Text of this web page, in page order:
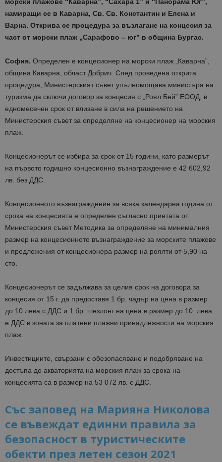
морски плажове “Каварна”, “Сахара 1” и “Панорама Юг”,
намиращи се в Каварна, Св. Св. Константин и Елена и
Варна. Открива се процедура за възлагане на концесия за
част от морски плаж „Сарафово – юг” в община Бургас.
София. Определен е концесионер на морски плаж „Каварна”,
община Каварна, област Добрич. След проведена открита
процедура, Министерският съвет упълномощава министъра на
туризма да сключи договор за концесия с „Роял Бей” ЕООД, в
едномесечен срок от влизане в сила на решението на
Министерския съвет за определяне на концесионер на морския
плаж.
Концесионерът се избира за срок от 15 години, като размерът
на първото годишно концесионно възнаграждение е 42 602,92
лв. без ДДС.
Концесионното възнаграждение за всяка календарна година от
срока на концесията е определен съгласно приетата от
Министерския съвет Методика за определяне на минималния
размер на концесионното възнаграждение за морските плажове
и предложения от концесионера размер на роялти от 5,90 на
сто.
Концесионерът се задължава за целия срок на договора за
концесия от 15 г. да предоставя 1 бр. чадър на цена в размер
до 10 лева с ДДС и 1 бр. шезлонг на цена в размер до 10 лева
е ДДС в зоната за платени плажни принадлежности на морския
плаж.
Инвестициите, свързани с обезопасяване и подобряване на
достъпа до акваторията на морския плаж за срока на
концесията са в размер на 53 072 лв. с ДДС.
Със заповед на Марияна Николова
се въвеждат единни правила за
безопасност в туристическите
обекти през летен сезон 2021